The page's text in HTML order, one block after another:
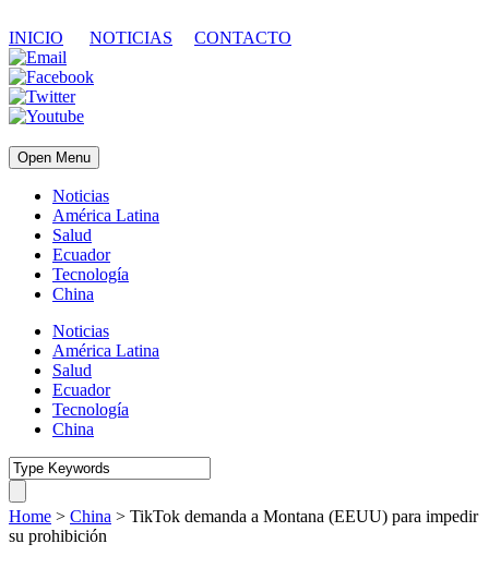
INICIO NOTICIAS CONTACTO
Open Menu
Noticias
América Latina
Salud
Ecuador
Tecnología
China
Noticias
América Latina
Salud
Ecuador
Tecnología
China
Home > China > TikTok demanda a Montana (EEUU) para impedir
su prohibición